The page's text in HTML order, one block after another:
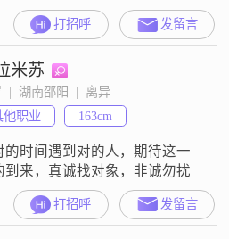
的，长相太丑的都请不要联系
打招呼 发留言
米苏
|  湖南邵阳  |  离异
他职业
163cm
的时间遇到对的人，期待这一
到来，真诚找对象，非诚勿扰
打招呼 发留言